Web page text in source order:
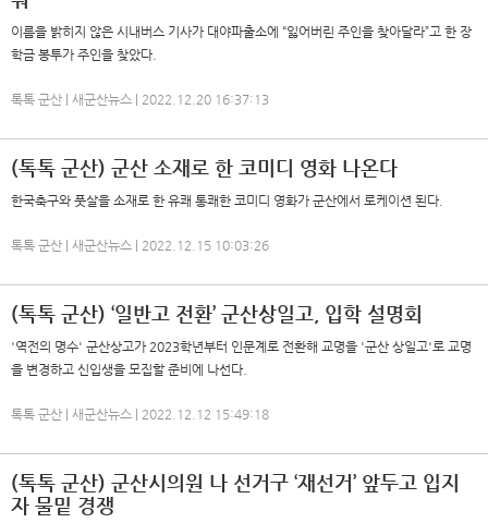
이름을 밝히지 않은 시내버스 기사가 대야파출소에 “잃어버린 주인을 찾아달라”고 한 장
학금 봉투가 주인을 찾았다.
톡톡 군산 | 새군산뉴스 | 2022.12.20 16:37:13
(톡톡 군산) 군산 소재로 한 코미디 영화 나온다
한국축구와 풋살을 소재로 한 유쾌 통쾌한 코미디 영화가 군산에서 로케이션 된다.
톡톡 군산 | 새군산뉴스 | 2022.12.15 10:03:26
(톡톡 군산) ‘일반고 전환’ 군산상일고, 입학 설명회
'역전의 명수' 군산상고가 2023학년부터 인문계로 전환해 교명을 '군산 상일고'로 교명
을 변경하고 신입생을 모집할 준비에 나선다.
톡톡 군산 | 새군산뉴스 | 2022.12.12 15:49:18
(톡톡 군산) 군산시의원 나 선거구 ‘재선거’ 앞두고 입지
자 물밑 경쟁